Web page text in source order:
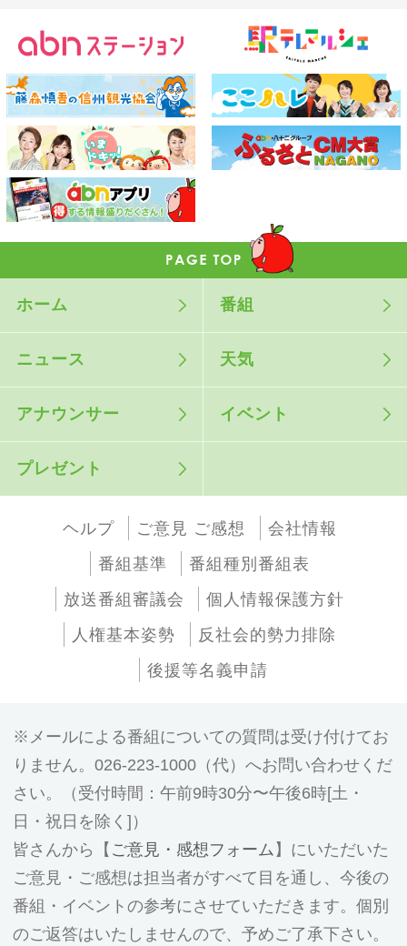
ホーム 番組
ニュース 天気
アナウンサー イベント
プレゼント
ヘルプ ご意見 ご感想
会社情報
番組基準
番組種別番組表
放送番組審議会
個人情報保護方針
人権基本姿勢
反社会的勢力排除
後援等名義申請
メールによる番組についての質問は受け付けてお
りません。026-223-1000（代）へお問い合わせくだ
さい。（受付時間：午前9時30分〜午後6時[土・
日・祝日を除く]）
皆さんから【 ご意見・感想フォーム 】にいただいた
ご意見・ご感想は担当者がすべて目を通し、今後の
番組・イベントの参考にさせていただきます。個別
のご返答はいたしませんので、予めご了承下さい。